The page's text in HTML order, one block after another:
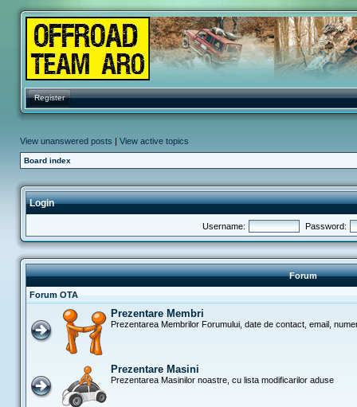
Register
View unanswered posts | View active topics
Board index
Login
Username: Password:
Forum
Forum OTA
Prezentare Membri
Prezentarea Membrilor Forumului, date de contact, email,
Prezentare Masini
Prezentarea Masinilor noastre, cu lista modificarilor aduse